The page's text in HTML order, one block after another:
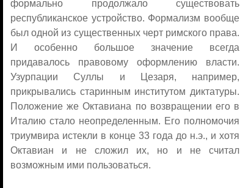
формально продолжало существовать
республиканское устройство. Формализм вообще
был одной из существенных черт римского права.
И особенно большое значение всегда
придавалось правовому оформлению власти.
Узурпации Суллы и Цезаря, например,
прикрывались старинным институтом диктатуры.
Положение же Октавиана по возвращении его в
Италию стало неопределенным. Его полномочия
триумвира истекли в конце 33 года до н.э., и хотя
Октавиан и не сложил их, но и не считал
возможным ими пользоваться.